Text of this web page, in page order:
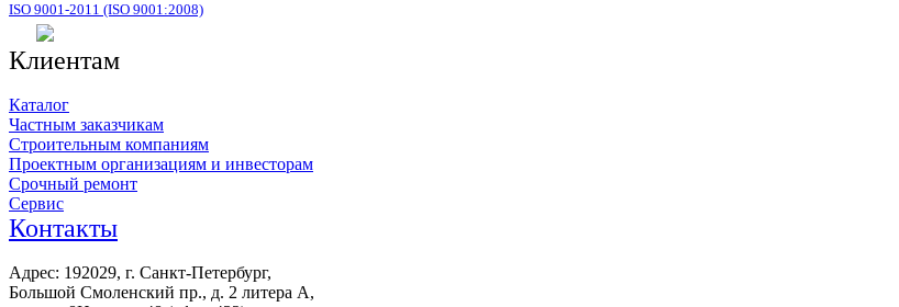
ISO 9001-2011 (ISO 9001:2008)
Клиентам
Каталог
Частным заказчикам
Строительным компаниям
Проектным организациям и инвесторам
Срочный ремонт
Сервис
Контакты
Адрес: 192029, г. Санкт-Петербург,
Большой Смоленский пр., д. 2 литера А,